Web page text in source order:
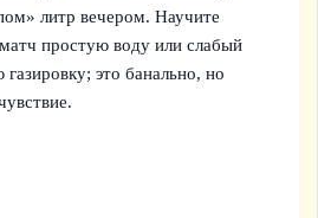
литр вечером. Научите
простую воду или слабый
это банально, но